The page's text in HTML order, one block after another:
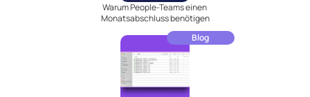
Warum People-Teams einen
Monatsabschluss benötigen
Blog